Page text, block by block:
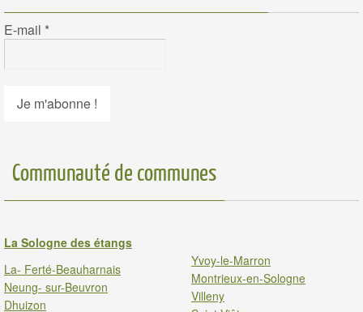
E-mail *
Communauté de communes
La Sologne des étangs
La- Ferté-Beauharnais
Neung- sur-Beuvron
Dhuizon
Yvoy-le-Marron
Montrieux-en-Sologne
Villeny